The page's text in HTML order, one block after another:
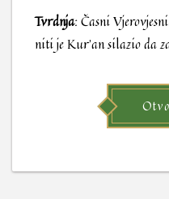
Tvrdnja: Časni
niti je Kur’an silazio da